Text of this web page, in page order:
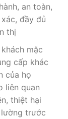
an toàn,
đầy đủ
thị
mặc
cấp khác
của họ
liên quan
thiệt hại
trước